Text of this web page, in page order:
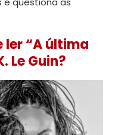
ler “A última
Le Guin?